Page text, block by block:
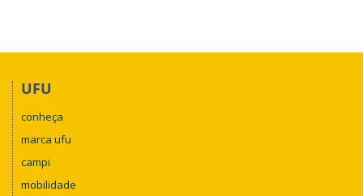
UFU
conheça
marca ufu
campi
mobilidade